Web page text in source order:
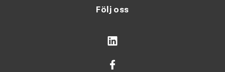
Följ oss